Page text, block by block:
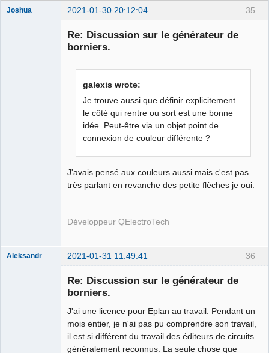
35
Joshua 2021-01-30 20:12:04
Re: Discussion sur le générateur de
borniers.
galexis wrote:
Je trouve aussi que définir explicitement
le côté qui rentre ou sort est une bonne
idée. Peut-être via un objet point de
connexion de couleur différente ?
J'avais pensé aux couleurs aussi mais c'est pas
très parlant en revanche des petite flèches je oui.
Développeur QElectroTech
36
Aleksandr 2021-01-31 11:49:41
Re: Discussion sur le générateur de
borniers.
J'ai une licence pour Eplan au travail. Pendant un
mois entier, je n'ai pas pu comprendre son travail,
il est si différent du travail des éditeurs de circuits
généralement reconnus. La seule chose que